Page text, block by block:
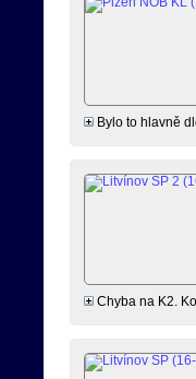
Bylo to hlavně
Chyba na K2.